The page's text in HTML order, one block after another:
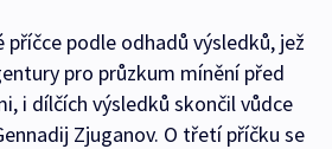
podle odhadů výsledků, jež
pro průzkum mínění před
i dílčích výsledků skončil vůdce
Zjuganov. O třetí příčku se